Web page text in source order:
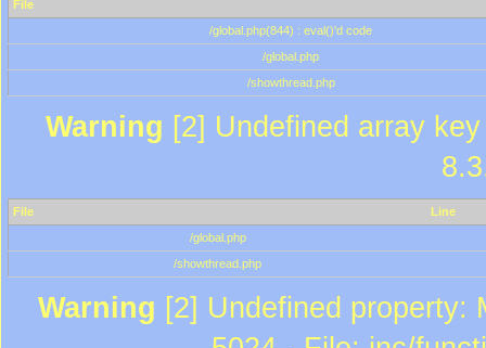
File
/global.php(844) : eval()'d code
/global.php
/showthread.php
Warning [2] Undefined array
File
Line
/global.php
/showthread.php
Warning [2] Undefined property: